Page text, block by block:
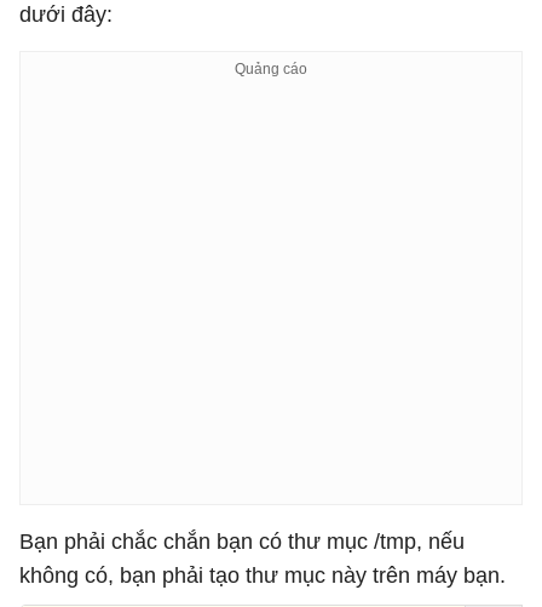
dưới đây:
Bạn phải chắc chắn bạn có thư mục /tmp, nếu
không có, bạn phải tạo thư mục này trên máy bạn.